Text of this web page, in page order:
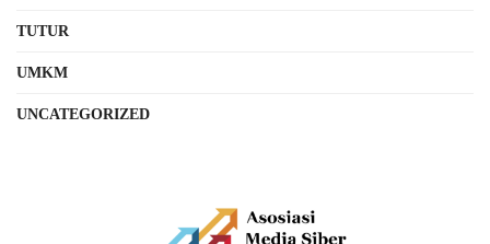
TUTUR
UMKM
UNCATEGORIZED